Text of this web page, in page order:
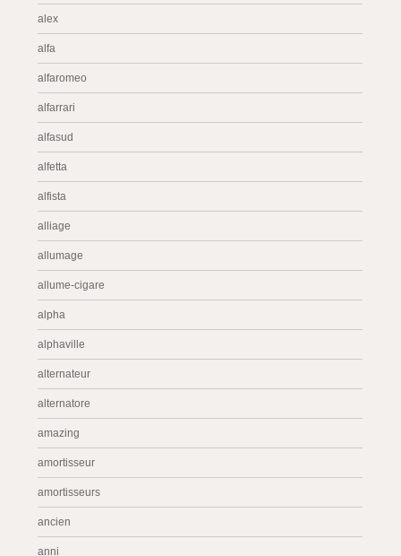
alex
alfa
alfaromeo
alfarrari
alfasud
alfetta
alfista
alliage
allumage
allume-cigare
alpha
alphaville
alternateur
alternatore
amazing
amortisseur
amortisseurs
ancien
anni